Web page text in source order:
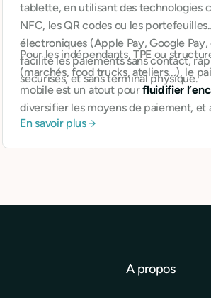
tablette, en utilisant des technologies
NFC, les QR codes ou les portefeuilles
électroniques (Apple Pay, Google Pay,
facilite les paiements sans contact,
sécurisés, et sans terminal physique.
Pour les indépendants, TPE ou
(marchés, food trucks, ateliers...), le
mobile est un atout pourfluidifier
diversifier les moyens de paiement, et
l’expérience client.
En savoir plus
A propos